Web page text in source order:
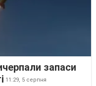
запаси
11:29, 5 серпня